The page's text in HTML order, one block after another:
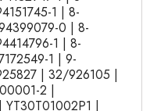
1 | 8-
0 | 8-
1 | 8-
1 | 9-
| 32/926105 |
2 |
|